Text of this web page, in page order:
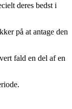
deres bedst i
på at antage den
fald en del af en